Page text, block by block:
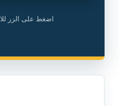
اضغط على الزر